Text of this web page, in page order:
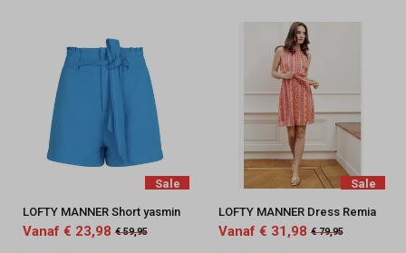
Sale
LOFTY MANNER Short yasmin
Vanaf € 23,98 € 59,95
Sale
LOFTY MANNER Dress Remia
Vanaf € 31,98 € 79,95